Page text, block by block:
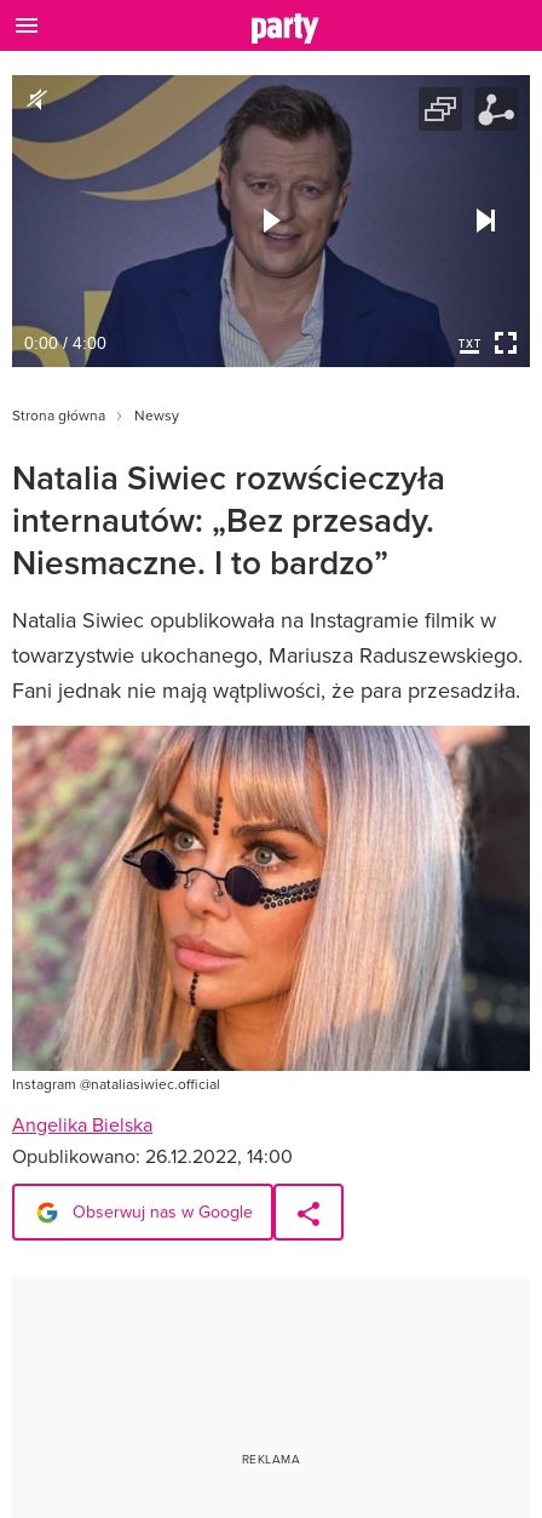
0:00 / 4:00
Strona główna Newsy
Natalia Siwiec rozwścieczyła
internautów: „Bez przesady.
Niesmaczne. I to bardzo”
Natalia Siwiec opublikowała na Instagramie filmik w
towarzystwie ukochanego, Mariusza Raduszewskiego.
Fani jednak nie mają wątpliwości, że para przesadziła.
Instagram @nataliasiwiec.official
Angelika Bielska
Opublikowano: 26.12.2022, 14:00
Obserwuj nas w Google